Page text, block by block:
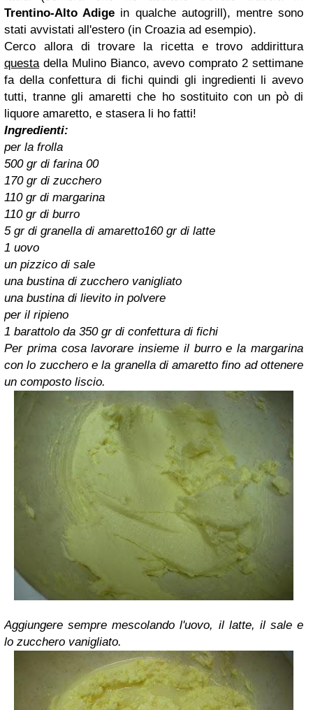
Trentino-Alto Adige in qualche autogrill), mentre sono
stati avvistati all'estero (in Croazia ad esempio).
Cerco allora di trovare la ricetta e trovo addirittura
questadella Mulino Bianco, avevo comprato 2 settimane
fa della confettura di fichi quindi gli ingredienti li avevo
tutti, tranne gli amaretti che ho sostituito con un pò di
liquore amaretto, e stasera li ho fatti!
Ingredienti:
per la frolla
500 gr di farina 00
170 gr di zucchero
110 gr di margarina
110 gr di burro
5 gr di granella di amaretto160 gr di latte
1 uovo
un pizzico di sale
una bustina di zucchero vanigliato
una bustina di lievito in polvere
per il ripieno
1 barattolo da 350 gr di confettura di fichi
Per prima cosa lavorare insieme il burro e la margarina
con lo zucchero e la granella di amaretto fino ad ottenere
un composto liscio.
Aggiungere sempre mescolando l'uovo, il latte, il sale e
lo zucchero vanigliato.